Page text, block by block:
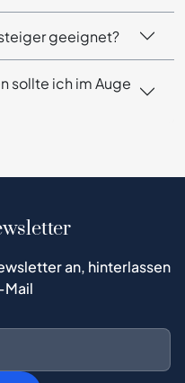
geeignet?
sollte ich im Auge
an, hinterlassen
Mail